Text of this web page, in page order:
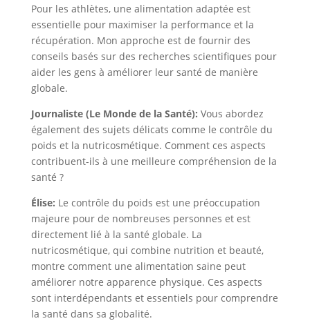
Pour les athlètes, une alimentation adaptée est
essentielle pour maximiser la performance et la
récupération. Mon approche est de fournir des
conseils basés sur des recherches scientifiques pour
aider les gens à améliorer leur santé de manière
globale.
Journaliste (Le Monde de la Santé): Vous abordez
également des sujets délicats comme le contrôle du
poids et la nutricosmétique. Comment ces aspects
contribuent-ils à une meilleure compréhension de la
santé ?
Élise: Le contrôle du poids est une préoccupation
majeure pour de nombreuses personnes et est
directement lié à la santé globale. La
nutricosmétique, qui combine nutrition et beauté,
montre comment une alimentation saine peut
améliorer notre apparence physique. Ces aspects
sont interdépendants et essentiels pour comprendre
la santé dans sa globalité.